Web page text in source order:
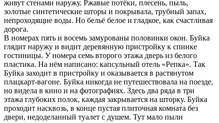
живут стенами наружу. Ржавые потёки, плесень, пыль,
золотые синтетические шторы и покрывала, трубный запах,
непроходящие воды. Но бельё белое и гладкое, как счастливая
дорога.
В номерах пять и восемь замурованы половинки окон. Буйка
глядит наружу и видит деревянную пристройку к спинке
гостиницы. У номера семь второго этажа дверь из белого
пластика. На нём написано: капсульный отель «Репка». Так
Буйка заходит в пристройку и оказывается в растянутом
плацкарт-вагоне. Буйка никогда не путешествовала на поезде,
но видела в кино и на фотографиях. Здесь два ряда в три
этажа глубоких полок, каждая закрывается на шторку. Буйка
проходит насквозь, в конце пустая плиточная комната без
двери, недоделанный туалет с душем. Тут мало пыли